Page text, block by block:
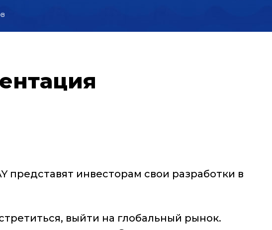
представят инвесторам свои разработки в
выйти на глобальный рынок.